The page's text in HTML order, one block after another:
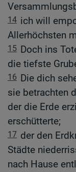
14 ich will
Allerhöchsten
15 Doch ins
die tiefste
16 Die dich
sie betrachten
der die Erde
erschütterte;
17 der den
Städte
nach Hause